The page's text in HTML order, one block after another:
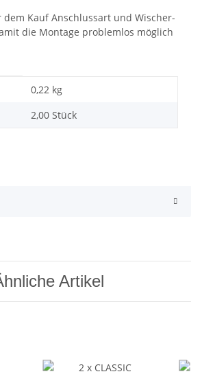
dem Kauf Anschlussart und Wischer-
die Montage problemlos möglich
0,22 kg
2,00 Stück
Artikel